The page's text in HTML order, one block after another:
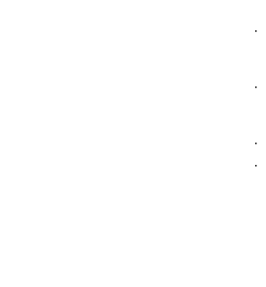
·
·
·
·